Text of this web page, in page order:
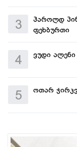
3
ჰაროლდ პინტერი -
ფეხბურთი
4
5